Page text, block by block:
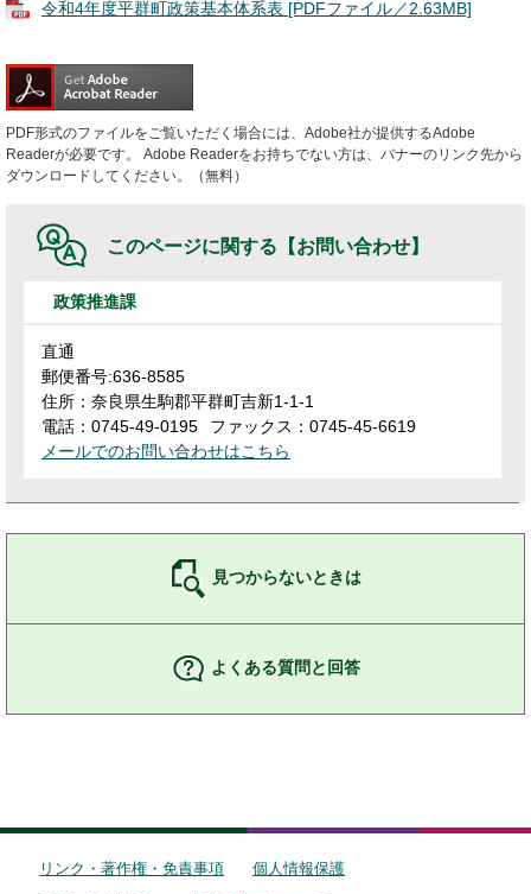
令和4年度平群町政策基本体系表 [PDFファイル／2.63MB]
PDF形式のファイルをご覧いただく場合には、Adobe社が提供するAdobe
Readerが必要です。
Adobe Readerをお持ちでない方は、バナーのリンク先から
ダウンロードしてください。（無料）
このページに関する 【お問い合わせ】
政策推進課
直通
郵便番号:636-8585
住所：奈良県生駒郡平群町吉新1-1-1
電話：0745-49-0195
ファックス：0745-45-6619
メールでのお問い合わせはこちら
見つからないときは
よくある質問と回答
リンク・著作権・免責事項
個人情報保護